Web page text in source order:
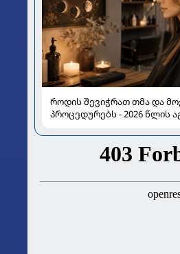
როდის შევიჭრათ თმა და
პროცედურებს - 2026 წლის